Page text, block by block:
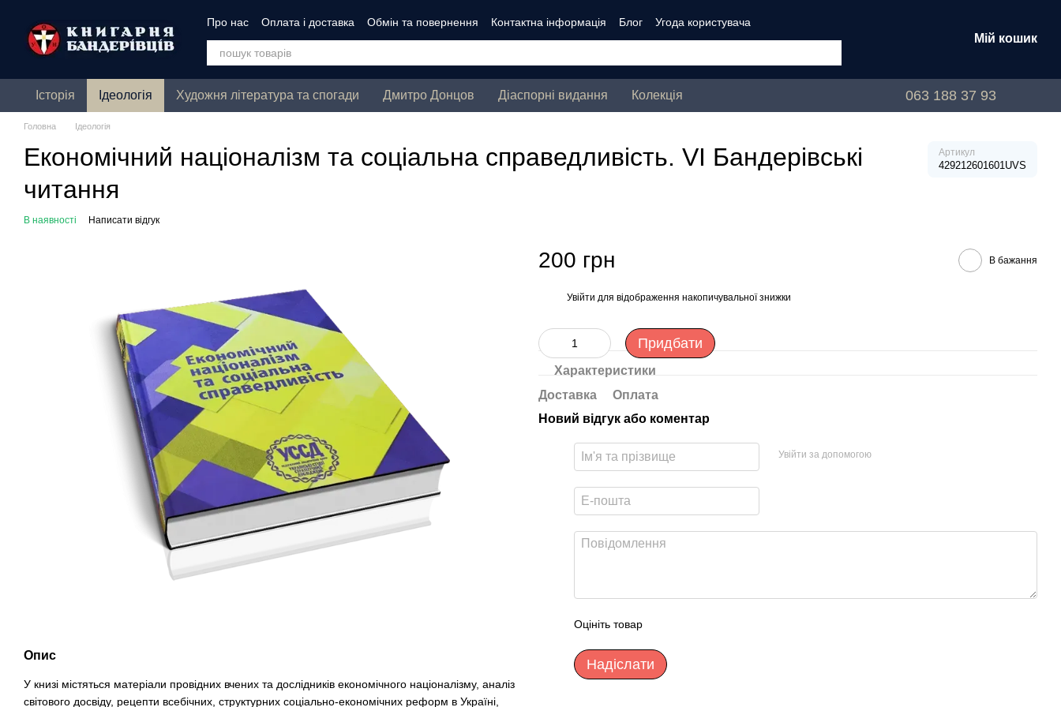
Про нас Оплата і доставка Обмін та повернення Контактна інформація Блог Угода користувача
Мій кошик
Історія Ідеологія Художня література та спогади Дмитро Донцов Діаспорні видання Колекція 063 188 37 93
Головна Ідеологія
Економічний націоналізм та соціальна справедливість. VI Бандерівські
читання
Артикул
429212601601UVS
В наявності Написати відгук
Опис
У книзі містяться матеріали провідних вчених та дослідників економічного націоналізму, аналіз
світового досвіду, рецепти всебічних, структурних соціально-економічних реформ в Україні,
200 грн В бажання
Увійти для відображення накопичувальної знижки
Придбати
Характеристики
Доставка
Оплата
Новий відгук або коментар
Увійти за допомогою
Оцініть товар
Надіслати